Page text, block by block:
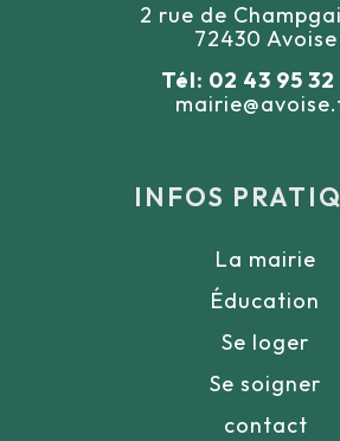
2 rue de
72430 Avoise
Tél: 02 43 95 32
INFOS
La mairie
Éducation
Se loger
Se soigner
contact